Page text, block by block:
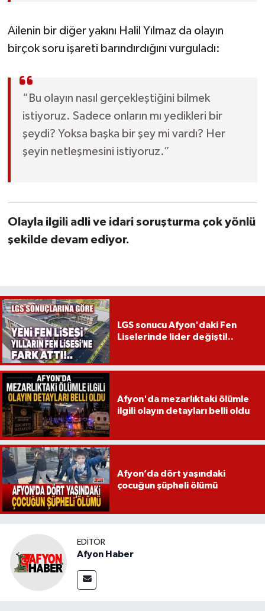
Ailenin bir diğer yakını Halil Yılmaz da olayın
birçok soru işareti barındırdığını vurguladı:
“Bu olayın nasıl gerçekleştiğini bilmek
istiyoruz. Sadece onların mı yedikleri bir
şeydi? Yoksa başka bir şey mi vardı? Her
şeyin netleşmesini istiyoruz.”
Olayla ilgili adli ve idari soruşturma çok yönlü
şekilde devam ediyor.
LGS sonucu Afyon'daki Fen
Liselerinde lider değişti!..
Afyon'da mezarlıktaki ölümle
ilgili olayın detayları belli oldu
Afyon’da dört yaşındaki
çocuğun şüpheli ölümü
EDITÖR
Afyon Haber